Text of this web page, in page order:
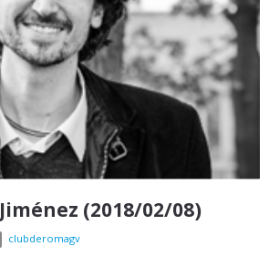
(2018/02/08)
clubderomagv